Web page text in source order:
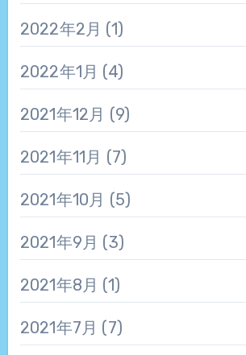
2022年2月 (1)
2022年1月 (4)
2021年12月 (9)
2021年11月 (7)
2021年10月 (5)
2021年9月 (3)
2021年8月 (1)
2021年7月 (7)